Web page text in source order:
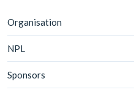
Organisation
NPL
Sponsors